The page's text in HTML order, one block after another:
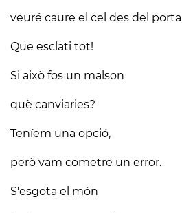
veuré caure el cel des del
Que esclati tot!
Si això fos un malson
què canviaries?
Teníem una opció,
però vam cometre un error.
S'esgota el món